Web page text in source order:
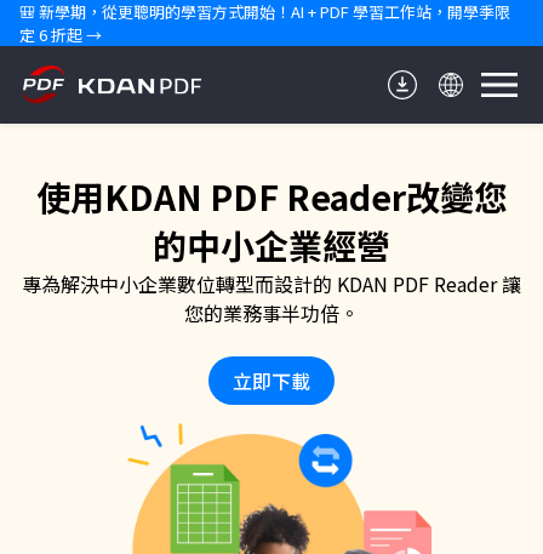
🎒 新學期，從更聰明的學習方式開始！AI + PDF 學習工作站，開學季限
定 6 折起 →
使用KDAN PDF Reader改變您
的中小企業經營
專為解決中小企業數位轉型而設計的 KDAN PDF Reader 讓
您的業務事半功倍。
立即下載